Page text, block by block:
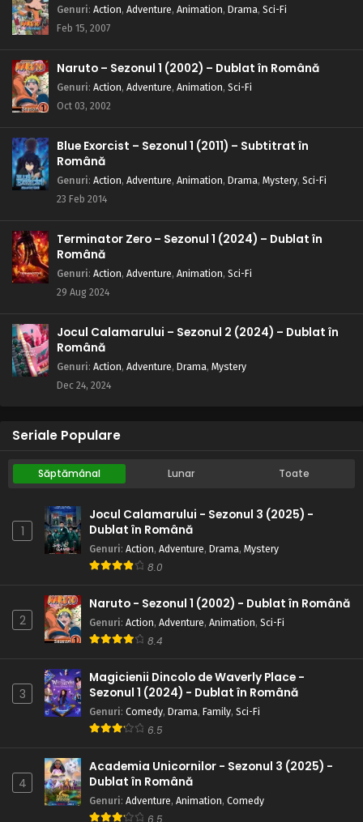
Genuri: Action, Adventure, Animation, Drama, Sci-Fi
Feb 15, 2007
Naruto – Sezonul 1 (2002) – Dublat în Română
Genuri: Action, Adventure, Animation, Sci-Fi
Oct 03, 2002
Blue Exorcist – Sezonul 1 (2011) – Subtitrat în
Română
Genuri: Action, Adventure, Animation, Drama, Mystery, Sci-Fi
23 Feb 2014
Terminator Zero – Sezonul 1 (2024) – Dublat în
Română
Genuri: Action, Adventure, Animation, Sci-Fi
29 Aug 2024
Jocul Calamarului – Sezonul 2 (2024) – Dublat în
Română
Genuri: Action, Adventure, Drama, Mystery
Dec 24, 2024
Seriale Populare
Săptămânal Lunar Toate
1
Jocul Calamarului - Sezonul 3 (2025) -
Dublat în Română
Genuri: Action, Adventure, Drama, Mystery
8.0
2
Naruto - Sezonul 1 (2002) - Dublat în Română
Genuri: Action, Adventure, Animation, Sci-Fi
8.4
3
Magicienii Dincolo de Waverly Place -
Sezonul 1 (2024) - Dublat în Română
Genuri: Comedy, Drama, Family, Sci-Fi
6.5
4
Academia Unicornilor - Sezonul 3 (2025) -
Dublat în Română
Genuri: Adventure, Animation, Comedy